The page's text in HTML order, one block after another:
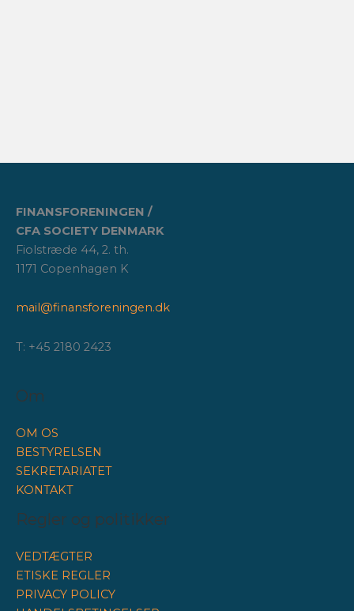
FINANSFORENINGEN /
CFA SOCIETY DENMARK
Fiolstræde 44, 2. th.
1171 Copenhagen K
mail@finansforeningen.dk
T: +45 2180 2423
Om
OM OS
BESTYRELSEN
SEKRETARIATET
KONTAKT
Regler og politikker
VEDTÆGTER
ETISKE REGLER
PRIVACY POLICY